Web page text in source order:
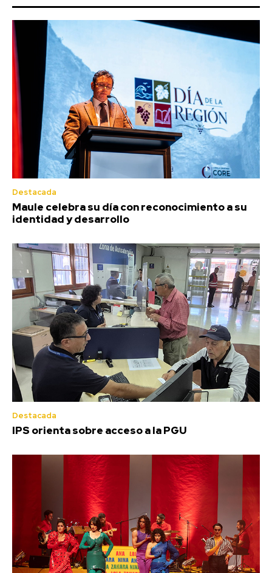
Destacada
Maule celebra su día con reconocimiento a su
identidad y desarrollo
Destacada
IPS orienta sobre acceso a la PGU